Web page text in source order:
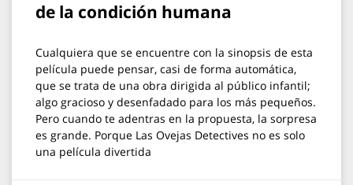
de la condición humana
Cualquiera que se encuentre con la sinopsis de esta
película puede pensar, casi de forma automática,
que se trata de una obra dirigida al público infantil;
algo gracioso y desenfadado para los más pequeños.
Pero cuando te adentras en la propuesta, la sorpresa
es grande. Porque Las Ovejas Detectives no es solo
una película divertida